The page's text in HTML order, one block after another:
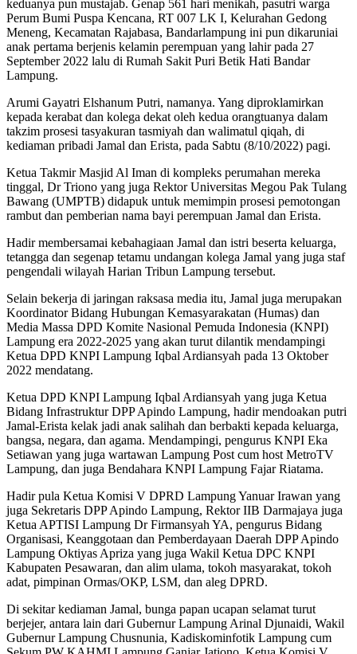
keduanya pun mustajab. Genap 561 hari menikah, pasutri warga
Perum Bumi Puspa Kencana, RT 007 LK I, Kelurahan Gedong
Meneng, Kecamatan Rajabasa, Bandarlampung ini pun dikaruniai
anak pertama berjenis kelamin perempuan yang lahir pada 27
September 2022 lalu di Rumah Sakit Puri Betik Hati Bandar
Lampung.
Arumi Gayatri Elshanum Putri, namanya. Yang diproklamirkan
kepada kerabat dan kolega dekat oleh kedua orangtuanya dalam
takzim prosesi tasyakuran tasmiyah dan walimatul qiqah, di
kediaman pribadi Jamal dan Erista, pada Sabtu (8/10/2022) pagi.
Ketua Takmir Masjid Al Iman di kompleks perumahan mereka
tinggal, Dr Triono yang juga Rektor Universitas Megou Pak Tulang
Bawang (UMPTB) didapuk untuk memimpin prosesi pemotongan
rambut dan pemberian nama bayi perempuan Jamal dan Erista.
Hadir membersamai kebahagiaan Jamal dan istri beserta keluarga,
tetangga dan segenap tetamu undangan kolega Jamal yang juga staf
pengendali wilayah Harian Tribun Lampung tersebut.
Selain bekerja di jaringan raksasa media itu, Jamal juga merupakan
Koordinator Bidang Hubungan Kemasyarakatan (Humas) dan
Media Massa DPD Komite Nasional Pemuda Indonesia (KNPI)
Lampung era 2022-2025 yang akan turut dilantik mendampingi
Ketua DPD KNPI Lampung Iqbal Ardiansyah pada 13 Oktober
2022 mendatang.
Ketua DPD KNPI Lampung Iqbal Ardiansyah yang juga Ketua
Bidang Infrastruktur DPP Apindo Lampung, hadir mendoakan putri
Jamal-Erista kelak jadi anak salihah dan berbakti kepada keluarga,
bangsa, negara, dan agama. Mendampingi, pengurus KNPI Eka
Setiawan yang juga wartawan Lampung Post cum host MetroTV
Lampung, dan juga Bendahara KNPI Lampung Fajar Riatama.
Hadir pula Ketua Komisi V DPRD Lampung Yanuar Irawan yang
juga Sekretaris DPP Apindo Lampung, Rektor IIB Darmajaya juga
Ketua APTISI Lampung Dr Firmansyah YA, pengurus Bidang
Organisasi, Keanggotaan dan Pemberdayaan Daerah DPP Apindo
Lampung Oktiyas Apriza yang juga Wakil Ketua DPC KNPI
Kabupaten Pesawaran, dan alim ulama, tokoh masyarakat, tokoh
adat, pimpinan Ormas/OKP, LSM, dan aleg DPRD.
Di sekitar kediaman Jamal, bunga papan ucapan selamat turut
berjejer, antara lain dari Gubernur Lampung Arinal Djunaidi, Wakil
Gubernur Lampung Chusnunia, Kadiskominfotik Lampung cum